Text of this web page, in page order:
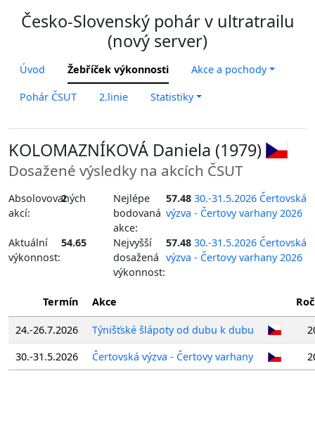
Česko-Slovenský pohár v ultratrailu
(nový server)
Úvod Žebříček výkonnosti Akce a pochody
Pohár ČSUT 2.linie Statistiky
KOLOMAZNÍKOVÁ Daniela (1979)
Dosažené výsledky na akcích ČSUT
Absolovovaných
akcí:
2
Nejlépe
bodovaná
akce:
57.48 30.-31.5.2026 Čertovská
výzva - Čertovy varhany 2026
Aktuální
výkonnost:
54.65
Nejvyšší
dosažená
výkonnost:
57.48 30.-31.5.2026 Čertovská
výzva - Čertovy varhany 2026
Termín Akce
24.-26.7.2026 Týnišťské šlápoty od dubu k dubu
30.-31.5.2026
Čertovská výzva - Čertovy varhany